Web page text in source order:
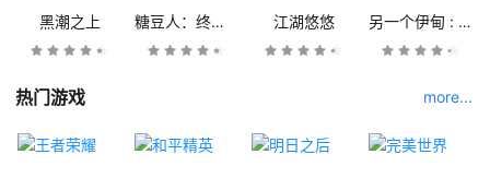
黑潮之上 糖豆人：终极淘汰赛 江湖悠悠 另一个伊甸 : 超越时空的猫
热门游戏 more...